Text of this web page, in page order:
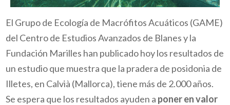
El Grupo de Ecología de Macrófitos Acuáticos (GAME)
del Centro de Estudios Avanzados de Blanes y la
Fundación Marilles­ han publicado hoy los resultados de
un estudio que muestra que la pradera de posidonia de
Illetes, en Calvià (Mallorca), tiene más de 2.000 años.
Se espera que los resultados ayuden a poner en valor